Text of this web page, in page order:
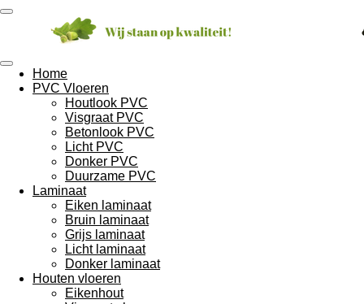
Ga
de
hoofdinhoud
Home
PVC Vloeren
Houtlook PVC
Visgraat PVC
Betonlook PVC
Licht PVC
Donker PVC
Duurzame PVC
Laminaat
Eiken laminaat
Bruin laminaat
Grijs laminaat
Licht laminaat
Donker laminaat
Houten vloeren
Eikenhout